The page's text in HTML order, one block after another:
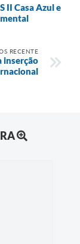
II Casa Azul e
RECENTE
inserção